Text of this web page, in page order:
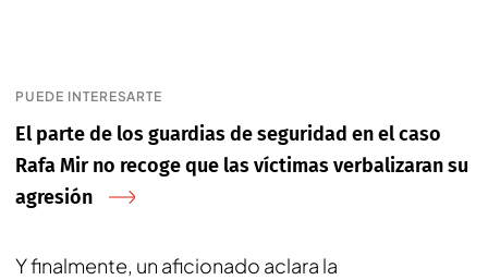
PUEDE INTERESARTE
El parte de los guardias de seguridad en el caso
Rafa Mir no recoge que las víctimas verbalizaran su
agresión
Y finalmente, un aficionado aclara la